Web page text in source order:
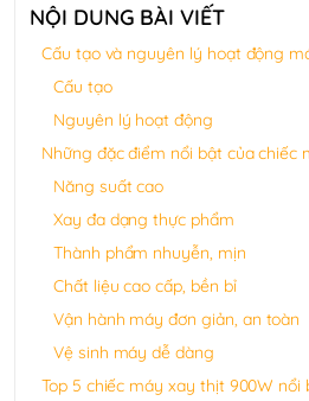
NỘI DUNG BÀI VIẾT
Cấu tạo và nguyên lý hoạt động
Cấu tạo
Nguyên lý hoạt động
Những đặc điểm nổi bật của chiếc
Năng suất cao
Xay đa dạng thực phẩm
Thành phẩm nhuyễn, mịn
Chất liệu cao cấp, bền bỉ
Vận hành máy đơn giản, an toàn
Vệ sinh máy dễ dàng
Top 5 chiếc máy xay thịt 900W nổi